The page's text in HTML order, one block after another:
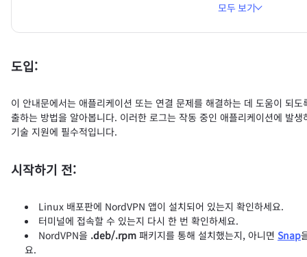
모두 보기
도입:
이 안내문에서는 애플리케이션 또는 연결 문제를 해결하는 데 도움이 되
출하는 방법을 알아봅니다. 이러한 로그는 작동 중인 애플리케이션에 발
기술 지원에 필수적입니다.
시작하기 전:
Linux 배포판에 NordVPN 앱이 설치되어 있는지 확인하세요.
터미널에 접속할 수 있는지 다시 한 번 확인하세요.
NordVPN을 .deb/.rpm 패키지를 통해 설치했는지, 아니면 Snap
요.